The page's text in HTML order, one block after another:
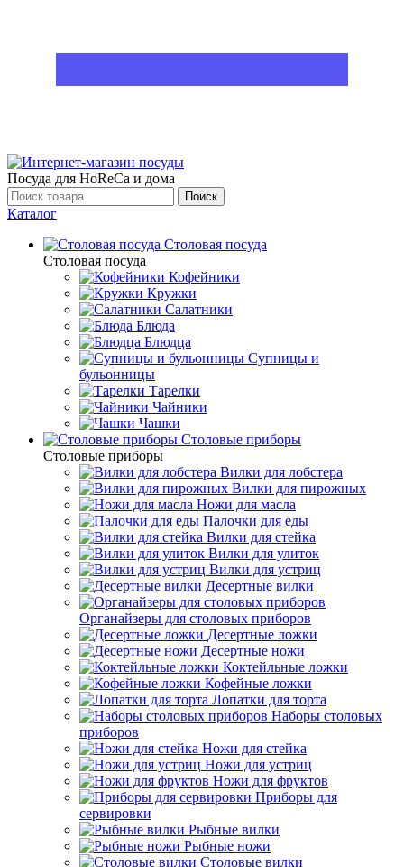
Посуда для HoReCa и дома
Поиск
Каталог
Столовая посуда
Столовая посуда
Кофейники
Кружки
Салатники
Блюда
Блюдца
Супницы и
бульонницы
Тарелки
Чайники
Чашки
Cтоловые приборы
Cтоловые приборы
Вилки для лобстера
Вилки для пирожных
Ножи для масла
Палочки для еды
Вилки для стейка
Вилки для улиток
Вилки для устриц
Десертные вилки
Органайзеры для столовых приборов
Десертные ложки
Десертные ножи
Коктейльные ложки
Кофейные ложки
Лопатки для торта
Наборы столовых
приборов
Ножи для стейка
Ножи для устриц
Ножи для фруктов
Приборы для
сервировки
Рыбные вилки
Рыбные ножи
Столовые вилки